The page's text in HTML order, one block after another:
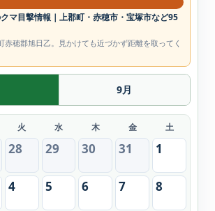
マ目撃情報｜上郡町・赤穂市・宝塚市など95
赤穂郡旭日乙。見かけても近づかず距離を取ってく
9月
火 水 木 金 土
28 29 30 31 1
4 5 6 7 8